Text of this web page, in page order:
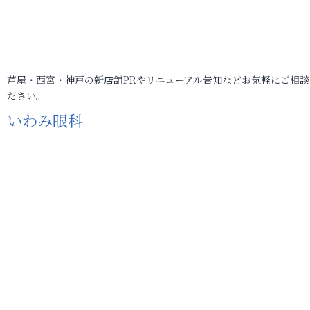
芦屋・西宮・神戸の新店舗PRやリニューアル告知などお気軽にご相
ださい。
いわみ眼科